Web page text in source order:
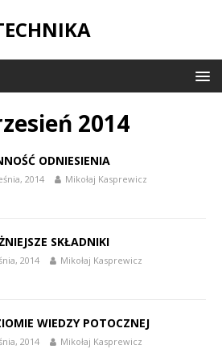
2014
ODNIESIENIA
2014 Mikołaj Kasprewicz
SKŁADNIKI
2014 Mikołaj Kasprewicz
WIEDZY POTOCZNEJ
2014 Mikołaj Kasprewicz